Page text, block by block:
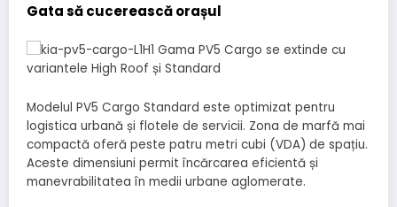
Gata să cucerească orașul
Modelul PV5 Cargo Standard este optimizat pentru
logistica urbană și flotele de servicii. Zona de marfă mai
compactă oferă peste patru metri cubi (VDA) de spațiu.
Aceste dimensiuni permit încărcarea eficientă și
manevrabilitatea în medii urbane aglomerate.